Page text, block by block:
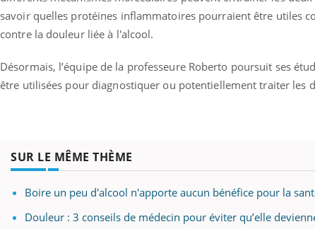
savoir quelles protéines inflammatoires pourraient être utiles
contre la douleur liée à l'alcool.
Désormais, l’équipe de la professeure Roberto poursuit ses
être utilisées pour diagnostiquer ou potentiellement traiter les
SUR LE MÊME THÈME
Boire un peu d'alcool n'apporte aucun bénéfice pour la
Douleur : 3 conseils de médecin pour éviter qu’elle